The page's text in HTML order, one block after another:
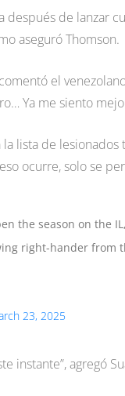
después de lanzar
aseguró Thomson.
el
Ya me siento
lista de
ocurre, solo se
the season on the
right-hander from
23, 2025
instante”, agregó